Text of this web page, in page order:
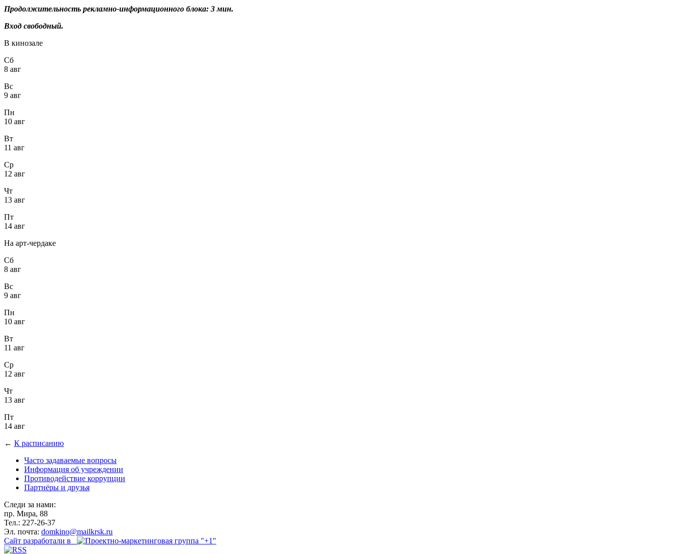
Продолжительность рекламно-информационного блока: 3 мин.
Вход свободный.
В кинозале
Сб
8 авг
Вс
9 авг
Пн
10 авг
Вт
11 авг
Ср
12 авг
Чт
13 авг
Пт
14 авг
На арт-чердаке
Сб
8 авг
Вс
9 авг
Пн
10 авг
Вт
11 авг
Ср
12 авг
Чт
13 авг
Пт
14 авг
← К расписанию
Часто задаваемые вопросы
Информация об учреждении
Противодействие коррупции
Партнёры и друзья
Следи за нами:
пр. Мира, 88
Тел.: 227-26-37
Эл. почта: domkino@mailkrsk.ru
Сайт разработали в